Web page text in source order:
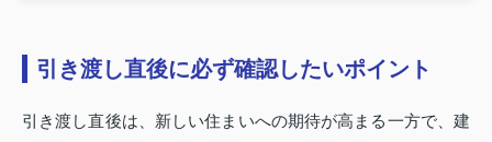
引き渡し直後に必ず確認したいポイント
引き渡し直後は、新しい住まいへの期待が高まる一方で、建